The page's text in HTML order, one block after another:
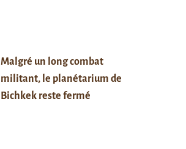
Malgré un long combat
militant, le planétarium de
Bichkek reste fermé